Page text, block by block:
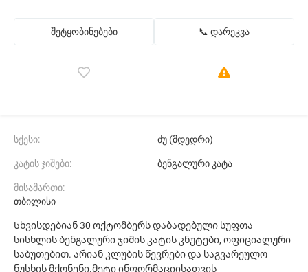
შეტყობინებები 📞 დარეკვა
სქესი: ძუ (მდედრი)
კატის ჯიშები: ბენგალური კატა
მისამართი:
თბილისი
Სხვისდებიან 30 ოქტომბერს დაბადებული სუფთა
სისხლის ბენგალური ჯიშის კატის კნუტები, ოფიციალური
საბუთებით. არიან კლუბის წევრები და საგვარეულო
ნუსხის მქონენი.მეტი ინფორმაციისათვის